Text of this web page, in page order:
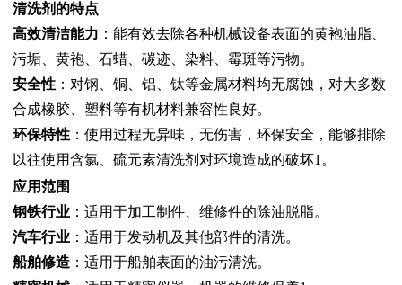
清洗剂的特点
高效清洁能力 ：能有效去除各种机械设备表面的黄袍油脂、
污垢、黄袍、石蜡、碳迹、染料、霉斑等污物。
安全性 ：对钢、铜、铝、钛等金属材料均无腐蚀，对大多数
合成橡胶、塑料等有机材料兼容性良好。
环保特性 ：使用过程无异味，无伤害，环保安全，能够排除
以往使用含氯、硫元素清洗剂对环境造成的破坏1。
应用范围
钢铁行业 ：适用于加工制件、维修件的除油脱脂。
汽车行业 ：适用于发动机及其他部件的清洗。
船舶修造 ：适用于船舶表面的油污清洗。